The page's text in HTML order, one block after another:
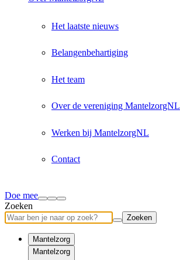
Het laatste nieuws
Belangenbehartiging
Het team
Over de vereniging MantelzorgNL
Werken bij MantelzorgNL
Contact
Doe mee
Zoeken
Zoeken
Mantelzorg
Mantelzorg